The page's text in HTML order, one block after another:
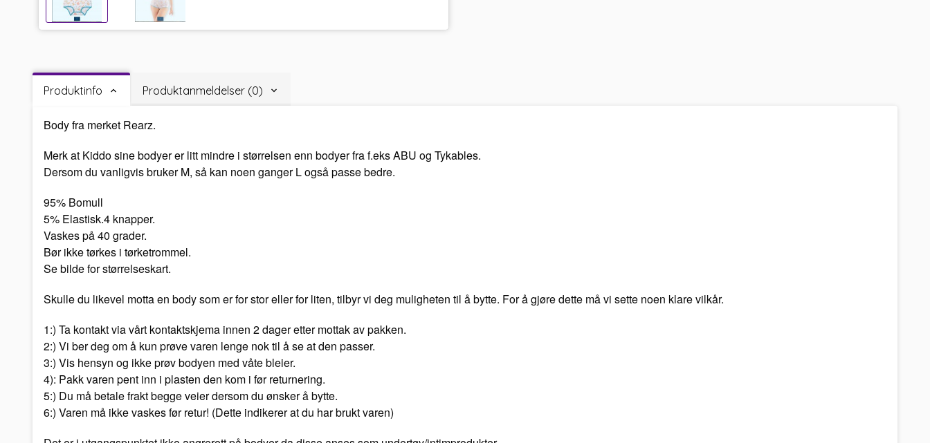
Produktinfo Produktanmeldelser (0)
Body fra merket Rearz.
Merk at Kiddo sine bodyer er litt mindre i størrelsen enn bodyer fra f.eks ABU og Tykables.
Dersom du vanligvis bruker M, så kan noen ganger L også passe bedre.
95% Bomull
5% Elastisk.4 knapper.
Vaskes på 40 grader.
Bør ikke tørkes i tørketrommel.
Se bilde for størrelseskart.
Skulle du likevel motta en body som er for stor eller for liten, tilbyr vi deg muligheten til å bytte. For å gjøre dette må vi sette noen klare vilkår.
1:) Ta kontakt via vårt kontaktskjema innen 2 dager etter mottak av pakken.
2:) Vi ber deg om å kun prøve varen lenge nok til å se at den passer.
3:) Vis hensyn og ikke prøv bodyen med våte bleier.
4): Pakk varen pent inn i plasten den kom i før returnering.
5:) Du må betale frakt begge veier dersom du ønsker å bytte.
6:) Varen må ikke vaskes før retur! (Dette indikerer at du har brukt varen)